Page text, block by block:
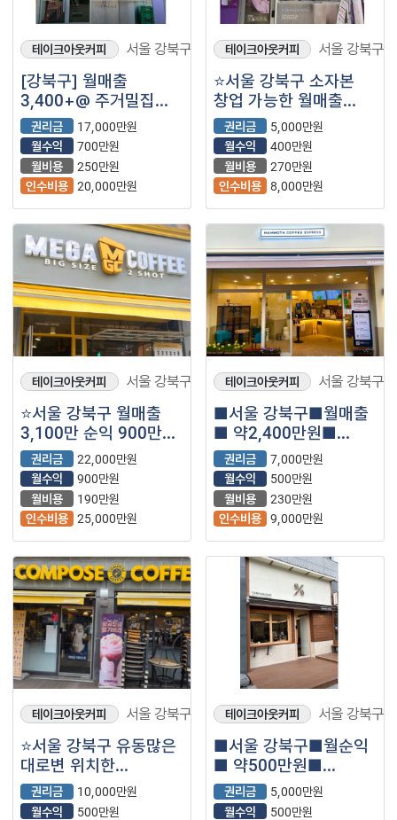
테이크아웃커피 서울 강북구
[강북구] 월매출
3,400+@ 주거밀집
지역 위치하여 유동인구
많은 더벤티 매장을
소개합니다^^
권리금
17,000만원
월수익
700만원
월비용
250만원
인수비용 20,000만원
테이크아웃커피 서울 강북구
⭐서울 강북구 소자본
창업 가능한 월매출
1,700만 더벤티 매장을
소개합니다⭐
권리금
5,000만원
월수익
400만원
월비용
270만원
인수비용 8,000만원
테이크아웃커피 서울 강북구
⭐서울 강북구 월매출
3,100만 순익 900만
메가커피 매장을
소개합니다⭐
권리금
22,000만원
월수익
900만원
월비용
190만원
인수비용 25,000만원
테이크아웃커피 서울 강북구
■서울 강북구■월매출
■ 약2,400만원■
매머드커피
매장나왔습니다.
권리금
7,000만원
월수익
500만원
월비용
230만원
인수비용 9,000만원
테이크아웃커피 서울 강북구
⭐서울 강북구 유동많은
대로변 위치한
컴포즈커피 매장을
소개합니다 ⭐
권리금
10,000만원
월수익
500만원
테이크아웃커피 서울 강북구
■서울 강북구■월순익
■ 약500만원■
텐퍼센트
매장나왔습니다.
권리금
5,000만원
월수익
500만원